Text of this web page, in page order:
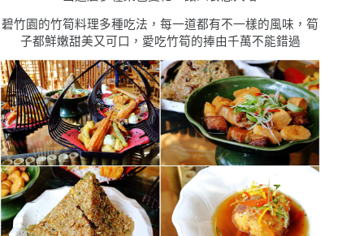
碧竹園的竹筍料理多種吃法，每一道都有不一樣的風味，筍
子都鮮嫩甜美又可口，愛吃竹筍的捧由千萬不能錯過